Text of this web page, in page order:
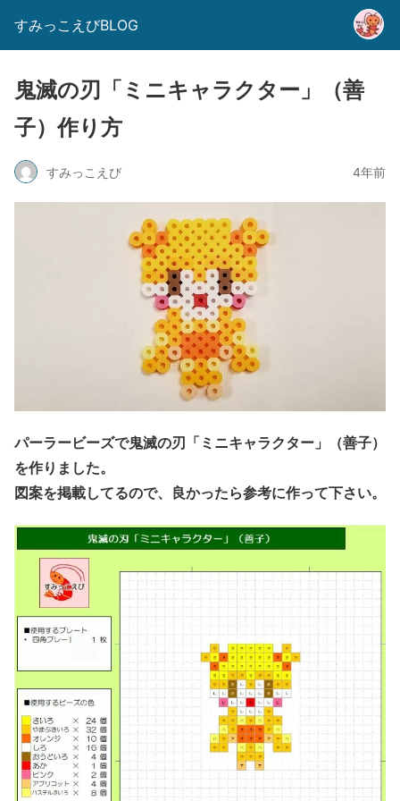
すみっこえびBLOG
鬼滅の刃「ミニキャラクター」（善
子）作り方
すみっこえび 4年前
パーラービーズで鬼滅の刃「ミニキャラクター」（善子）
を作りました。
図案を掲載してるので、良かったら参考に作って下さい。